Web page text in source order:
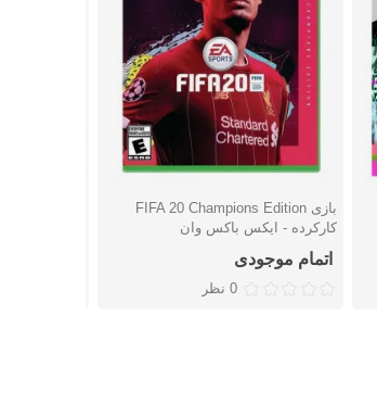
دوست داشتن
بازی FIFA 20 Champions Edition
کارکرده - ایکس باکس وان
اتمام موجودی
0 نظر